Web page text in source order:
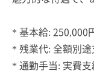
* 基本給: 250,000
* 残業代: 全額別
* 通勤手当: 実費